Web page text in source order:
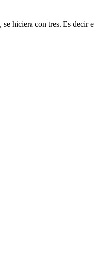
hiciera con tres. Es decir